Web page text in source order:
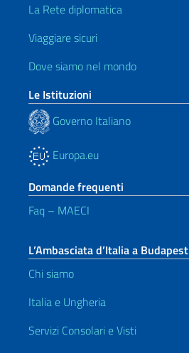
La Rete diplomatica
Viaggiare sicuri
Dove siamo nel mondo
Le Istituzioni
Governo Italiano
Europa.eu
Domande frequenti
Faq – MAECI
L’Ambasciata d’Italia a Budapest
Chi siamo
Italia e Ungheria
Servizi Consolari e Visti